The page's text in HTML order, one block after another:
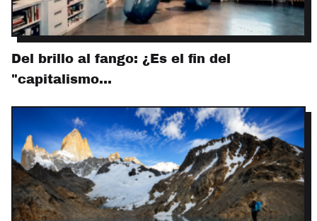
Del brillo al fango: ¿Es el fin del
"capitalismo…